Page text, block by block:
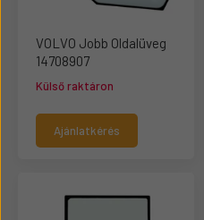
VOLVO Jobb Oldalüveg
14708907
Külső raktáron
Ajánlatkérés